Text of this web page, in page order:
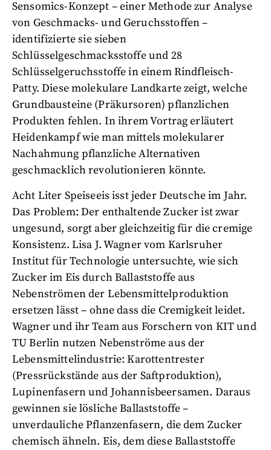
Sensomics-Konzept – einer Methode zur Analyse
von Geschmacks- und Geruchsstoffen –
identifizierte sie sieben
Schlüsselgeschmacksstoffe und 28
Schlüsselgeruchsstoffe in einem Rindfleisch-
Patty. Diese molekulare Landkarte zeigt, welche
Grundbausteine (Präkursoren) pflanzlichen
Produkten fehlen. In ihrem Vortrag erläutert
Heidenkampf wie man mittels molekularer
Nachahmung pflanzliche Alternativen
geschmacklich revolutionieren könnte.
Acht Liter Speiseeis isst jeder Deutsche im Jahr.
Das Problem: Der enthaltende Zucker ist zwar
ungesund, sorgt aber gleichzeitig für die cremige
Konsistenz. Lisa J. Wagner vom Karlsruher
Institut für Technologie untersuchte, wie sich
Zucker im Eis durch Ballaststoffe aus
Nebenströmen der Lebensmittelproduktion
ersetzen lässt – ohne dass die Cremigkeit leidet.
Wagner und ihr Team aus Forschern von KIT und
TU Berlin nutzen Nebenströme aus der
Lebensmittelindustrie: Karottentrester
(Pressrückstände aus der Saftproduktion),
Lupinenfasern und Johannisbeersamen. Daraus
gewinnen sie lösliche Ballaststoffe –
unverdauliche Pflanzenfasern, die dem Zucker
chemisch ähneln. Eis, dem diese Ballaststoffe